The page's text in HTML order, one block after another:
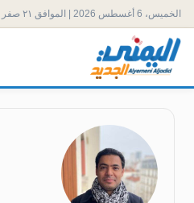
الخميس، 6 أغسطس 2026 | الموافق ٢١ صفر ١٤٤٨ هـ